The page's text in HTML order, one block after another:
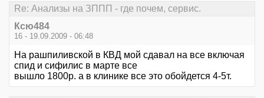
Re: Анализы на ЗППП - где почем, сервис.
Ксю484
16 - 19.09.2009 - 06:48
На рашпиливской в КВД мой сдавал на все включая
спид и сифилис в марте все
вышло 1800р. а в клинике все это обойдется 4-5т.